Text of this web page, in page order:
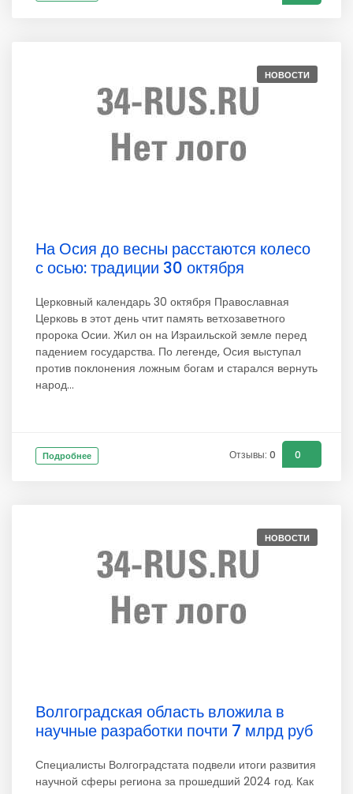
НОВОСТИ
На Осия до весны расстаются колесо
с осью: традиции 30 октября
Церковный календарь 30 октября Православная
Церковь в этот день чтит память ветхозаветного
пророка Осии. Жил он на Израильской земле перед
падением государства. По легенде, Осия выступал
против поклонения ложным богам и старался вернуть
народ...
Подробнее Отзывы: 0 0
НОВОСТИ
Волгоградская область вложила в
научные разработки почти 7 млрд руб
Специалисты Волгоградстата подвели итоги развития
научной сферы региона за прошедший 2024 год. Как